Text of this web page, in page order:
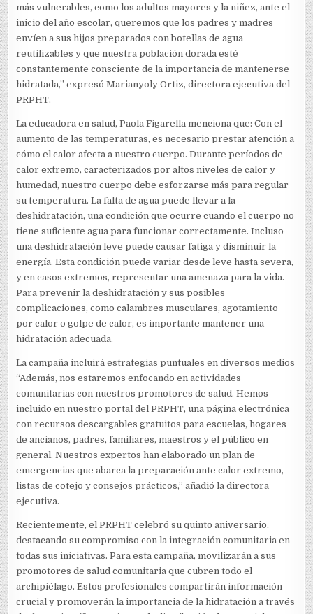
más vulnerables, como los adultos mayores y la niñez, ante el
inicio del año escolar, queremos que los padres y madres
envíen a sus hijos preparados con botellas de agua
reutilizables y que nuestra población dorada esté
constantemente consciente de la importancia de mantenerse
hidratada,” expresó Marianyoly Ortiz, directora ejecutiva del
PRPHT.
La educadora en salud, Paola Figarella menciona que: Con el
aumento de las temperaturas, es necesario prestar atención a
cómo el calor afecta a nuestro cuerpo. Durante períodos de
calor extremo, caracterizados por altos niveles de calor y
humedad, nuestro cuerpo debe esforzarse más para regular
su temperatura. La falta de agua puede llevar a la
deshidratación, una condición que ocurre cuando el cuerpo no
tiene suficiente agua para funcionar correctamente. Incluso
una deshidratación leve puede causar fatiga y disminuir la
energía. Esta condición puede variar desde leve hasta severa,
y en casos extremos, representar una amenaza para la vida.
Para prevenir la deshidratación y sus posibles
complicaciones, como calambres musculares, agotamiento
por calor o golpe de calor, es importante mantener una
hidratación adecuada.
La campaña incluirá estrategias puntuales en diversos medios
“Además, nos estaremos enfocando en actividades
comunitarias con nuestros promotores de salud. Hemos
incluido en nuestro portal del PRPHT, una página electrónica
con recursos descargables gratuitos para escuelas, hogares
de ancianos, padres, familiares, maestros y el público en
general. Nuestros expertos han elaborado un plan de
emergencias que abarca la preparación ante calor extremo,
listas de cotejo y consejos prácticos,” añadió la directora
ejecutiva.
Recientemente, el PRPHT celebró su quinto aniversario,
destacando su compromiso con la integración comunitaria en
todas sus iniciativas. Para esta campaña, movilizarán a sus
promotores de salud comunitaria que cubren todo el
archipiélago. Estos profesionales compartirán información
crucial y promoverán la importancia de la hidratación a través